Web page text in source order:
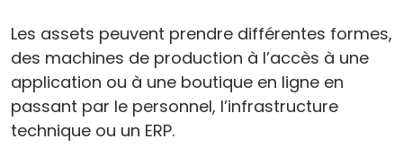
Les assets peuvent prendre différentes formes,
des machines de production à l’accès à une
application ou à une boutique en ligne en
passant par le personnel, l’infrastructure
technique ou un ERP.